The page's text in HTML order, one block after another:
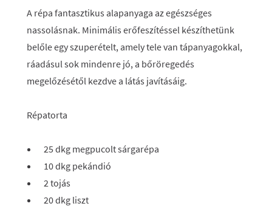
A répa fantasztikus alapanyaga az egészséges
nassolásnak. Minimális erőfeszítéssel készíthetünk
belőle egy szuperételt, amely tele van tápanyagokkal,
ráadásul sok mindenre jó, a bőröregedés
megelőzésétől kezdve a látás javításáig.
Répatorta
25 dkg megpucolt sárgarépa
10 dkg pekándió
2 tojás
20 dkg liszt